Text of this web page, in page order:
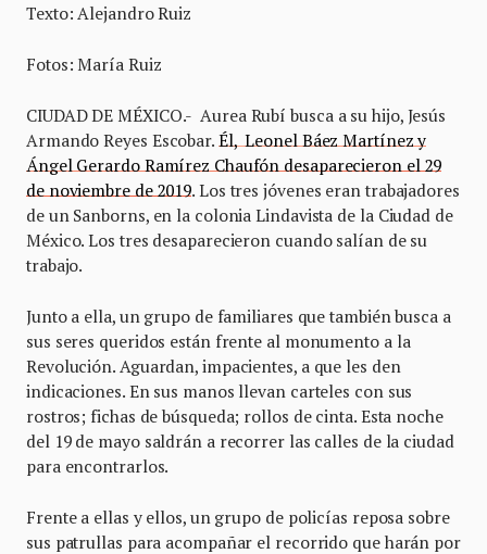
Texto: Alejandro Ruiz
Fotos: María Ruiz
CIUDAD DE MÉXICO.- Aurea Rubí busca a su hijo, Jesús
Armando Reyes Escobar. Él, Leonel Báez Martínez y
Ángel Gerardo Ramírez Chaufón desaparecieron el 29
de noviembre de 2019. Los tres jóvenes eran trabajadores
de un Sanborns, en la colonia Lindavista de la Ciudad de
México. Los tres desaparecieron cuando salían de su
trabajo.
Junto a ella, un grupo de familiares que también busca a
sus seres queridos están frente al monumento a la
Revolución. Aguardan, impacientes, a que les den
indicaciones. En sus manos llevan carteles con sus
rostros; fichas de búsqueda; rollos de cinta. Esta noche
del 19 de mayo saldrán a recorrer las calles de la ciudad
para encontrarlos.
Frente a ellas y ellos, un grupo de policías reposa sobre
sus patrullas para acompañar el recorrido que harán por